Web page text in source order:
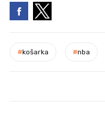
#košarka #nba